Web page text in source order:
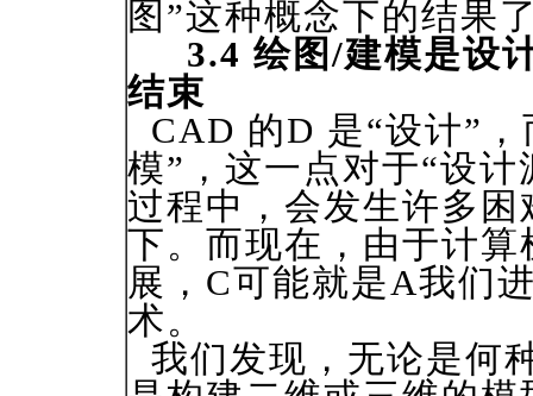
图”这种概念下的结果
3.4 绘图/建模是设
结束
CAD 的D 是“设计”
模”，这一点对于“设
过程中，会发生许多
下。而现在，由于计
展，C可能就是A我们
术。
我们发现，无论是何